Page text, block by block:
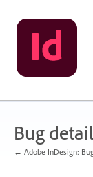
Skip
to
content
Bug
← Adobe InDesign: